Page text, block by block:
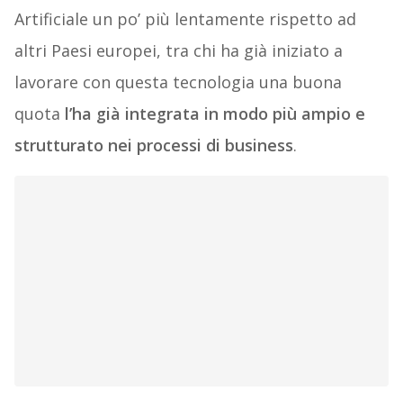
Artificiale un po’ più lentamente rispetto ad
altri Paesi europei, tra chi ha già iniziato a
lavorare con questa tecnologia una buona
quota l’ha già integrata in modo più ampio e
strutturato nei processi di business.